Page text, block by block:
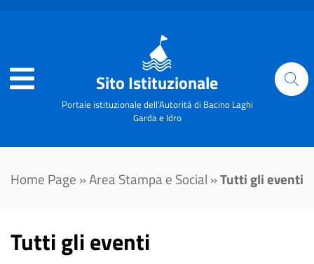
Sito Istituzionale
Portale istituzionale dell'Autorità di Bacino Laghi
Garda e Idro
Home Page »Area Stampa e Social »Tutti gli eventi
Tutti gli eventi